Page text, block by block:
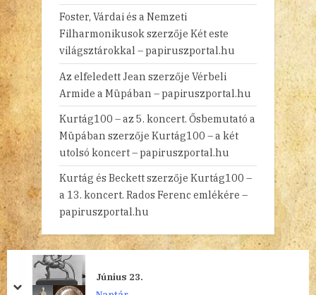
Foster, Várdai és a Nemzeti
Filharmonikusokszerzője Két este
világsztárokkal – papiruszportal.hu
Az elfeledett Jean szerzője Vérbeli
Armide a Müpában – papiruszportal.hu
Kurtág100 – az 5. koncert. Ősbemutató a
Müpában szerzője Kurtág100 – a két
utolsó koncert – papiruszportal.hu
Kurtág és Beckettszerzője Kurtág100 –
a 13. koncert. Rados Ferenc emlékére –
papiruszportal.hu
Június 23.
prev
next